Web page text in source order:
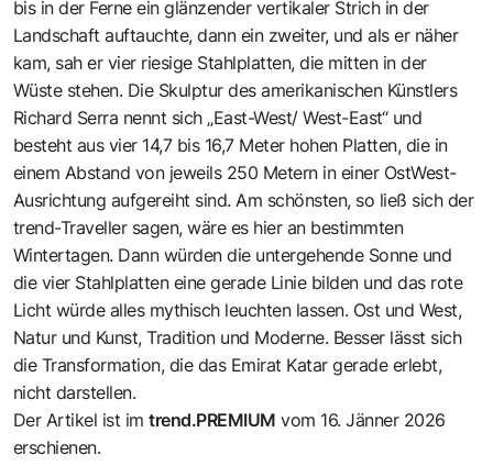
bis in der Ferne ein glänzender vertikaler Strich in der
Landschaft auftauchte, dann ein zweiter, und als er näher
kam, sah er vier riesige Stahlplatten, die mitten in der
Wüste stehen. Die Skulptur des amerikanischen Künstlers
Richard Serra nennt sich „East-West/ West-East“ und
besteht aus vier 14,7 bis 16,7 Meter hohen Platten, die in
einem Abstand von jeweils 250 Metern in einer OstWest-
Ausrichtung aufgereiht sind. Am schönsten, so ließ sich der
trend-Traveller sagen, wäre es hier an bestimmten
Wintertagen. Dann würden die untergehende Sonne und
die vier Stahlplatten eine gerade Linie bilden und das rote
Licht würde alles mythisch leuchten lassen. Ost und West,
Natur und Kunst, Tradition und Moderne. Besser lässt sich
die Transformation, die das Emirat Katar gerade erlebt,
nicht darstellen.
Der Artikel ist imtrend.PREMIUM vom 16. Jänner 2026
erschienen.